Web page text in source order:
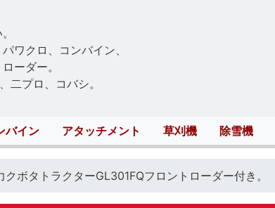
ワクロ、コンバイン、
ーダー。
二プロ、コバシ。
バイン アタッチメント 草刈機 除雪機
クボタトラクターGL301FQフロントローダー付き。